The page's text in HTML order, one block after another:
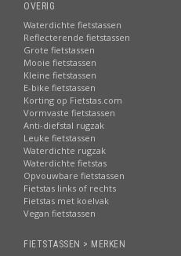
OVERIG
Waterdichte fietstassen
Reflecterende fietstassen
Grote fietstassen
Mooie fietstassen
Kleine fietstassen
E-bike fietstassen
Korting op Fietstas.com
Vormvaste fietstassen
Anti-diefstal rugzak
Leuke fietstassen
Waterdichte rugzak
Waterdichte fietstas
Opvouwbare fietstassen
Fietstas links of rechts
Fietstas met koelvak
Vegan fietstassen
FIETSTASSEN > MERKEN